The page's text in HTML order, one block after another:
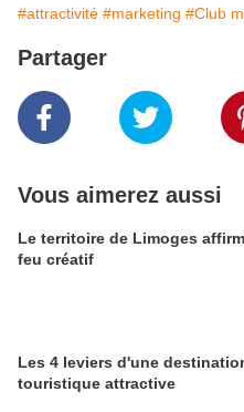
#attractivité #marketing #Club
Partager
Vous aimerez aussi
Le territoire de Limoges
feu créatif
Les 4 leviers d'une
touristique attractive